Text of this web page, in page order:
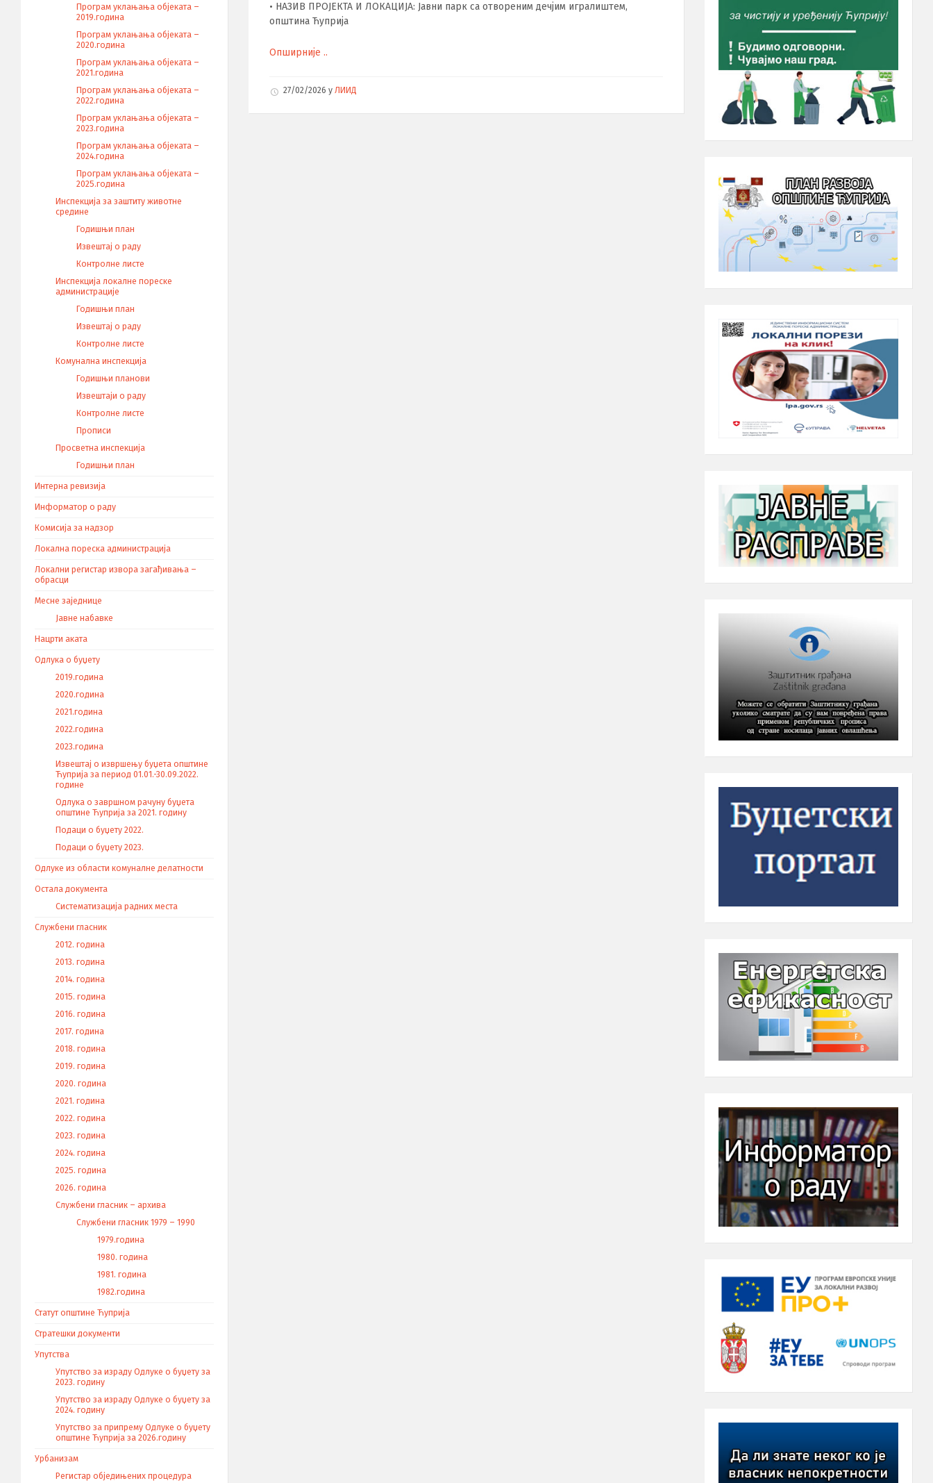
• НАЗИВ ПРОЈЕКТА И ЛОКАЦИЈА: Јавни парк са отвореним дечјим игралиштем,
општина Ћуприја
Опширније ..
27/02/2026уЛИИД
Програм уклањања објеката –
2019.година
Програм уклањања објеката –
2020.година
Програм уклањања објеката –
2021.година
Програм уклањања објеката –
2022.година
Програм уклањања објеката –
2023.година
Програм уклањања објеката –
2024.година
Програм уклањања објеката –
2025.година
Инспекција за заштиту животне
средине
Годишњи план
Извештај о раду
Контролне листе
Инспекција локалне пореске
администрације
Годишњи план
Извештај о раду
Контролне листе
Комунална инспекција
Годишњи планови
Извештаји о раду
Контролне листе
Прописи
Просветна инспекција
Годишњи план
Интерна ревизија
Информатор о раду
Комисија за надзор
Локална пореска администрација
Локални регистар извора загађивања –
обрасци
Месне заједнице
Јавне набавке
Нацрти аката
Одлука о буџету
2019.година
2020.година
2021.година
2022.година
2023.година
Извештај о извршењу буџета општине
Ћуприја за период 01.01.-30.09.2022.
године
Одлука о завршном рачуну буџета
општине Ћуприја за 2021. годину
Подаци о буџету 2022.
Подаци о буџету 2023.
Одлуке из области комуналне делатности
Остала документа
Систематизација радних места
Службени гласник
2012. година
2013. година
2014. година
2015. година
2016. година
2017. година
2018. година
2019. година
2020. година
2021. година
2022. година
2023. година
2024. година
2025. година
2026. година
Службени гласник – архива
Службени гласник 1979 – 1990
1979.година
1980. година
1981. година
1982.година
Статут општине Ћуприја
Стратешки документи
Упутства
Упутство за израду Одлуке о буџету за
2023. годину
Упутство за израду Одлуке о буџету за
2024. годину
Упутство за припрему Одлуке о буџету
општине Ћуприја за 2026.годину
Урбанизам
Регистар обједињених процедура